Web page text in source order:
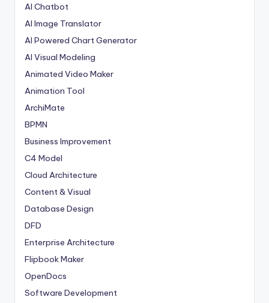
AI Chatbot
AI Image Translator
AI Powered Chart Generator
AI Visual Modeling
Animated Video Maker
Animation Tool
ArchiMate
BPMN
Business Improvement
C4 Model
Cloud Architecture
Content & Visual
Database Design
DFD
Enterprise Architecture
Flipbook Maker
OpenDocs
Software Development